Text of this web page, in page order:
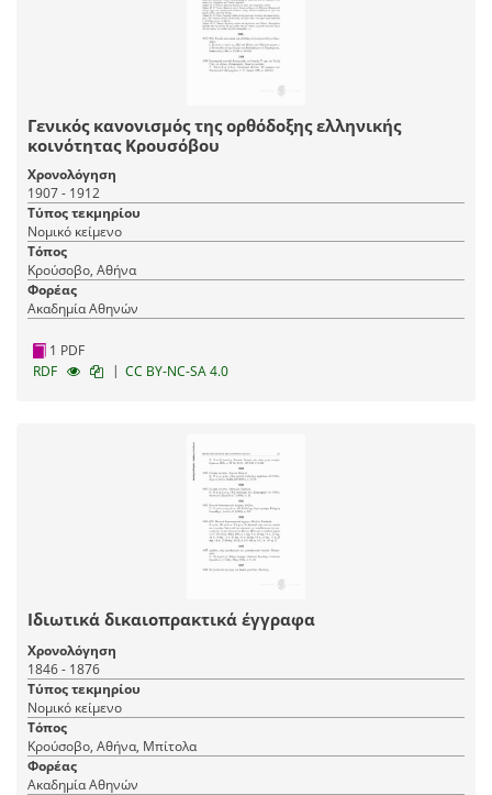
Γενικός κανονισμός της ορθόδοξης ελληνικής
κοινότητας Κρουσόβου
Χρονολόγηση
1907 - 1912
Τύπος τεκμηρίου
Νομικό κείμενο
Τόπος
Κρούσοβο, Αθήνα
Φορέας
Ακαδημία Αθηνών
1 PDF
RDF
| CC BY-NC-SA 4.0
Ιδιωτικά δικαιοπρακτικά έγγραφα
Χρονολόγηση
1846 - 1876
Τύπος τεκμηρίου
Νομικό κείμενο
Τόπος
Κρούσοβο, Αθήνα, Μπίτολα
Φορέας
Ακαδημία Αθηνών